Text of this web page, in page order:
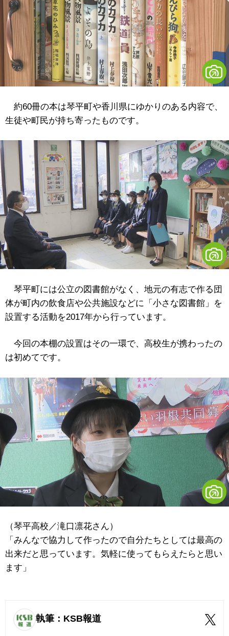
約60冊の本は琴平町や香川県にゆかりのある内容で、
生徒や町民が持ち寄ったものです。
琴平町には公立の図書館がなく、地元の有志で作る団
体が町内の飲食店や公共施設などに「小さな図書館」を
設置する活動を2017年から行っています。
今回の本棚の設置はその一環で、高校生が携わったの
は初めてです。
（琴平高校／滝口凛花さん）
「みんなで協力して作ったので自分たちとしては最高の
出来だと思っています。気軽に使ってもらえたらと思い
ます」
執筆：KSB報道